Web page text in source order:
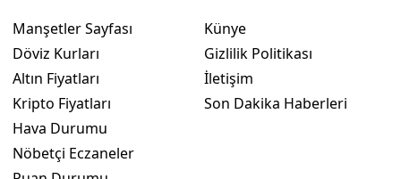
Manşetler Sayfası
Döviz Kurları
Altın Fiyatları
Kripto Fiyatları
Hava Durumu
Nöbetçi Eczaneler
Künye
Gizlilik Politikası
İletişim
Son Dakika Haberleri